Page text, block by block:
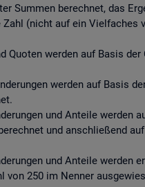
Sum­men be­rech­net, das
Zahl (nicht auf ein Viel­fa­ches
Quo­ten wer­den auf Basis
wer­den auf Basis
und An­tei­le wer­den
und an­schlie­ßend
und An­tei­le wer­den
von 250 im Nen­ner